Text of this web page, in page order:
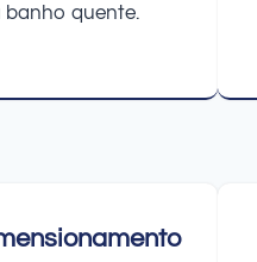
banho quente.